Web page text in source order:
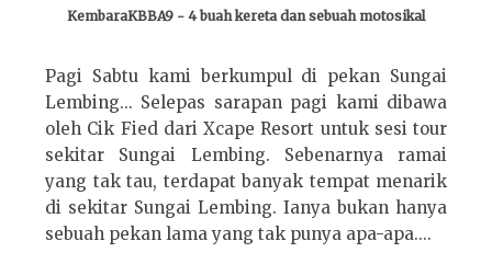
KembaraKBBA9 - 4 buah kereta dan sebuah motosikal
Pagi Sabtu kami berkumpul di pekan Sungai
Lembing... Selepas sarapan pagi kami dibawa
oleh Cik Fied dari Xcape Resort untuk sesi tour
sekitar Sungai Lembing. Sebenarnya ramai
yang tak tau, terdapat banyak tempat menarik
di sekitar Sungai Lembing. Ianya bukan hanya
sebuah pekan lama yang tak punya apa-apa....